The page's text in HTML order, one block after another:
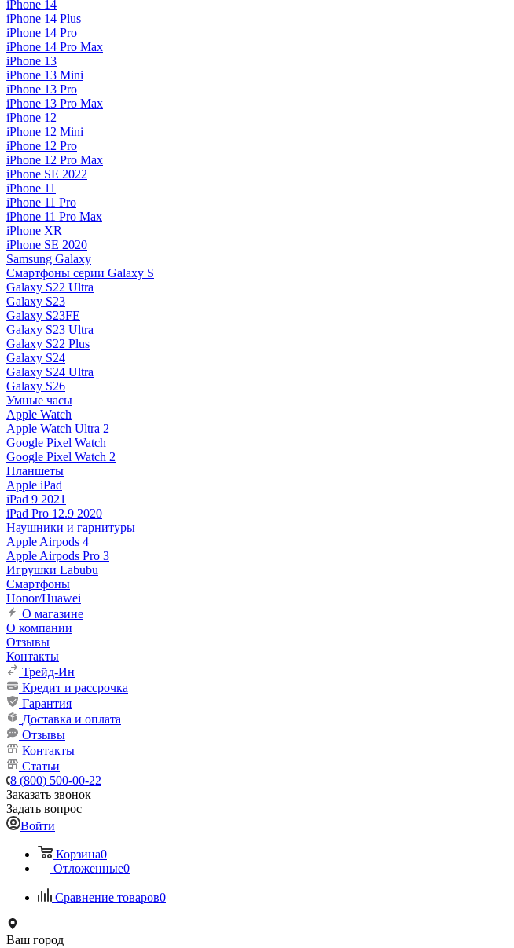
iPhone 14
iPhone 14 Plus
iPhone 14 Pro
iPhone 14 Pro Max
iPhone 13
iPhone 13 Mini
iPhone 13 Pro
iPhone 13 Pro Max
iPhone 12
iPhone 12 Mini
iPhone 12 Pro
iPhone 12 Pro Max
iPhone SE 2022
iPhone 11
iPhone 11 Pro
iPhone 11 Pro Max
iPhone XR
iPhone SE 2020
Samsung Galaxy
Смартфоны серии Galaxy S
Galaxy S22 Ultra
Galaxy S23
Galaxy S23FE
Galaxy S23 Ultra
Galaxy S22 Plus
Galaxy S24
Galaxy S24 Ultra
Galaxy S26
Умные часы
Apple Watch
Apple Watch Ultra 2
Google Pixel Watch
Google Pixel Watch 2
Планшеты
Apple iPad
iPad 9 2021
iPad Pro 12.9 2020
Наушники и гарнитуры
Apple Airpods 4
Apple Airpods Pro 3
Игрушки Labubu
Смартфоны
Honor/Huawei
О магазине
О компании
Отзывы
Контакты
Трейд-Ин
Кредит и рассрочка
Гарантия
Доставка и оплата
Отзывы
Контакты
Статьи
8 (800) 500-00-22
Заказать звонок
Задать вопрос
Войти
Корзина0
Отложенные0
Сравнение товаров0
Ваш город